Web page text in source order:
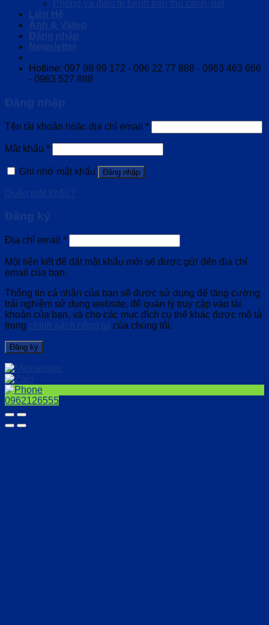
Phòng và điều trị bệnh trên thú cảnh, pet
Liên Hệ
Ảnh & Video
Đăng nhập
Newsletter
Hotline: 097 98 99 172 - 096 22 77 888 - 0963 463 666
- 0963 527 888
Đăng nhập
Tên tài khoản hoặc địa chỉ email *
Mật khẩu *
Ghi nhớ mật khẩu Đăng nhập
Quên mật khẩu?
Đăng ký
Địa chỉ email *
Một liên kết để đặt mật khẩu mới sẽ được gửi đến địa chỉ
email của bạn.
Thông tin cá nhân của bạn sẽ được sử dụng để tăng cường
trải nghiệm sử dụng website, để quản lý truy cập vào tài
khoản của bạn, và cho các mục đích cụ thể khác được mô tả
trong chính sách riêng tư của chúng tôi.
Đăng ký
0962126555